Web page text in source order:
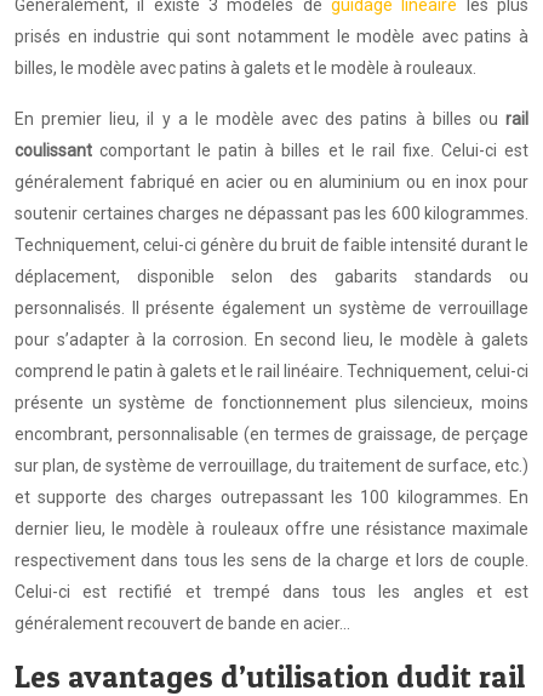
Généralement, il existe 3 modèles de guidage linéaire les plus
prisés en industrie qui sont notamment le modèle avec patins à
billes, le modèle avec patins à galets et le modèle à rouleaux.
En premier lieu, il y a le modèle avec des patins à billes ou rail
coulissant comportant le patin à billes et le rail fixe. Celui-ci est
généralement fabriqué en acier ou en aluminium ou en inox pour
soutenir certaines charges ne dépassant pas les 600 kilogrammes.
Techniquement, celui-ci génère du bruit de faible intensité durant le
déplacement, disponible selon des gabarits standards ou
personnalisés. Il présente également un système de verrouillage
pour s’adapter à la corrosion. En second lieu, le modèle à galets
comprend le patin à galets et le rail linéaire. Techniquement, celui-ci
présente un système de fonctionnement plus silencieux, moins
encombrant, personnalisable (en termes de graissage, de perçage
sur plan, de système de verrouillage, du traitement de surface, etc.)
et supporte des charges outrepassant les 100 kilogrammes. En
dernier lieu, le modèle à rouleaux offre une résistance maximale
respectivement dans tous les sens de la charge et lors de couple.
Celui-ci est rectifié et trempé dans tous les angles et est
généralement recouvert de bande en acier…
Les avantages d’utilisation dudit rail